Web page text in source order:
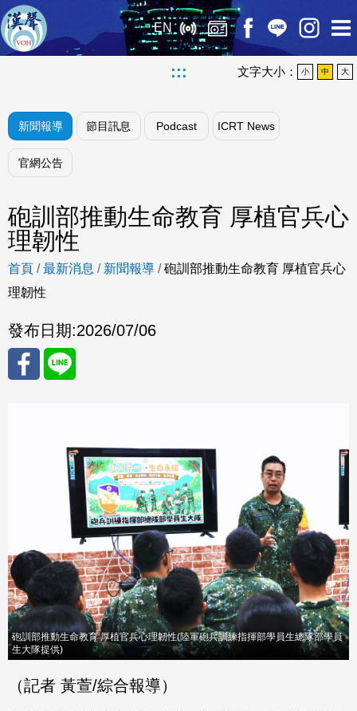
EN
::: 文字大小： 小 中 大
新聞報導 節目訊息 Podcast ICRT News
官網公告
砲訓部推動生命教育 厚植官兵心
理韌性
首頁 /最新消息 / 新聞報導 /砲訓部推動生命教育 厚植官兵心
理韌性
發布日期:2026/07/06
Line
砲訓部推動生命教育 厚植官兵心理韌性(陸軍砲兵訓練指揮部學員生總隊部學員
生大隊提供)
（記者 黃萱/綜合報導）